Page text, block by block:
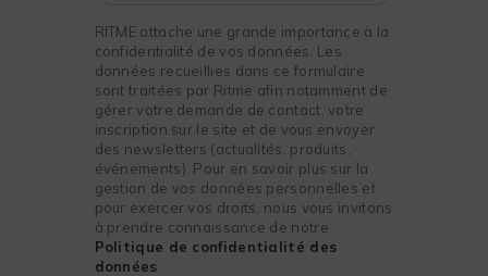
RITME attache une grande importance à la
confidentialité de vos données. Les
données recueillies dans ce formulaire
sont traitées par Ritme afin notamment de
gérer votre demande de contact, votre
inscription sur le site et de vous envoyer
des newsletters (actualités, produits,
événements). Pour en savoir plus sur la
gestion de vos données personnelles et
pour exercer vos droits, nous vous invitons
à prendre connaissance de notre
Politique de confidentialité des
données